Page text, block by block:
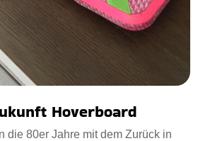
Hoverboard
die 80er Jahre mit dem Zurück in